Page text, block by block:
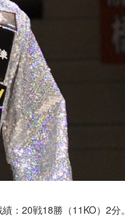
：20戦18勝（11KO）2分。